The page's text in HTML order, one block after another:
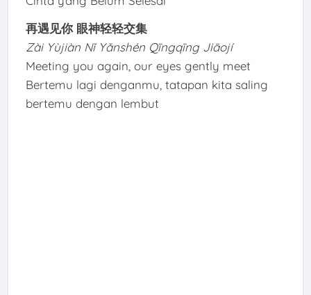
再遇见你 眼神轻轻交集
Zài Yùjiàn Nǐ Yǎnshén Qīngqīng Jiāojí
Meeting you again, our eyes gently meet
Bertemu lagi denganmu, tatapan kita saling
bertemu dengan lembut